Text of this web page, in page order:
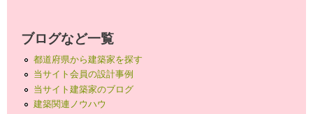
ブログなど一覧
都道府県から建築家を探す
当サイト会員の設計事例
当サイト建築家のブログ
建築関連ノウハウ